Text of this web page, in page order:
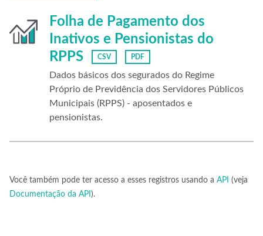
Folha de Pagamento dos
Inativos e Pensionistas do
RPPS
CSV PDF
Dados básicos dos segurados do Regime
Próprio de Previdência dos Servidores Públicos
Municipais (RPPS) - aposentados e
pensionistas.
Você também pode ter acesso a esses registros usando a API (veja
Documentação da API ).